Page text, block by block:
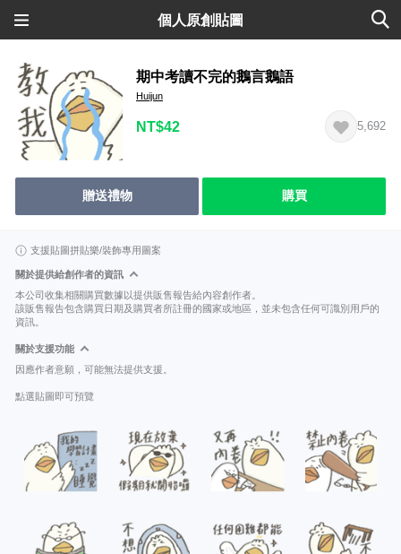
個人原創貼圖
期中考讀不完的鵝言鵝語
Huijun
NT$42 5,692
贈送禮物 購買
支援貼圖拼貼樂/裝飾專用圖案
關於提供給創作者的資訊
本公司收集相關購買數據以提供販售報告給內容創作者。
該販售報告包含購買日期及購買者所註冊的國家或地區，並未包含任何可識別用戶的
資訊。
關於支援功能
因應作者意願，可能無法提供支援。
點選貼圖即可預覽